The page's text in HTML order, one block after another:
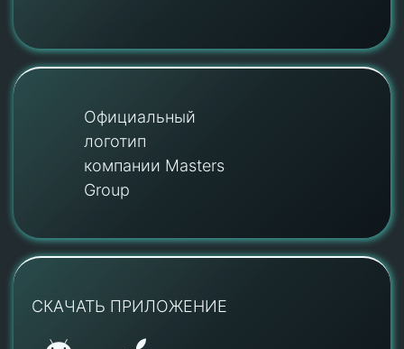
Официальный
логотип
компании Masters
Group
СКАЧАТЬ ПРИЛОЖЕНИЕ